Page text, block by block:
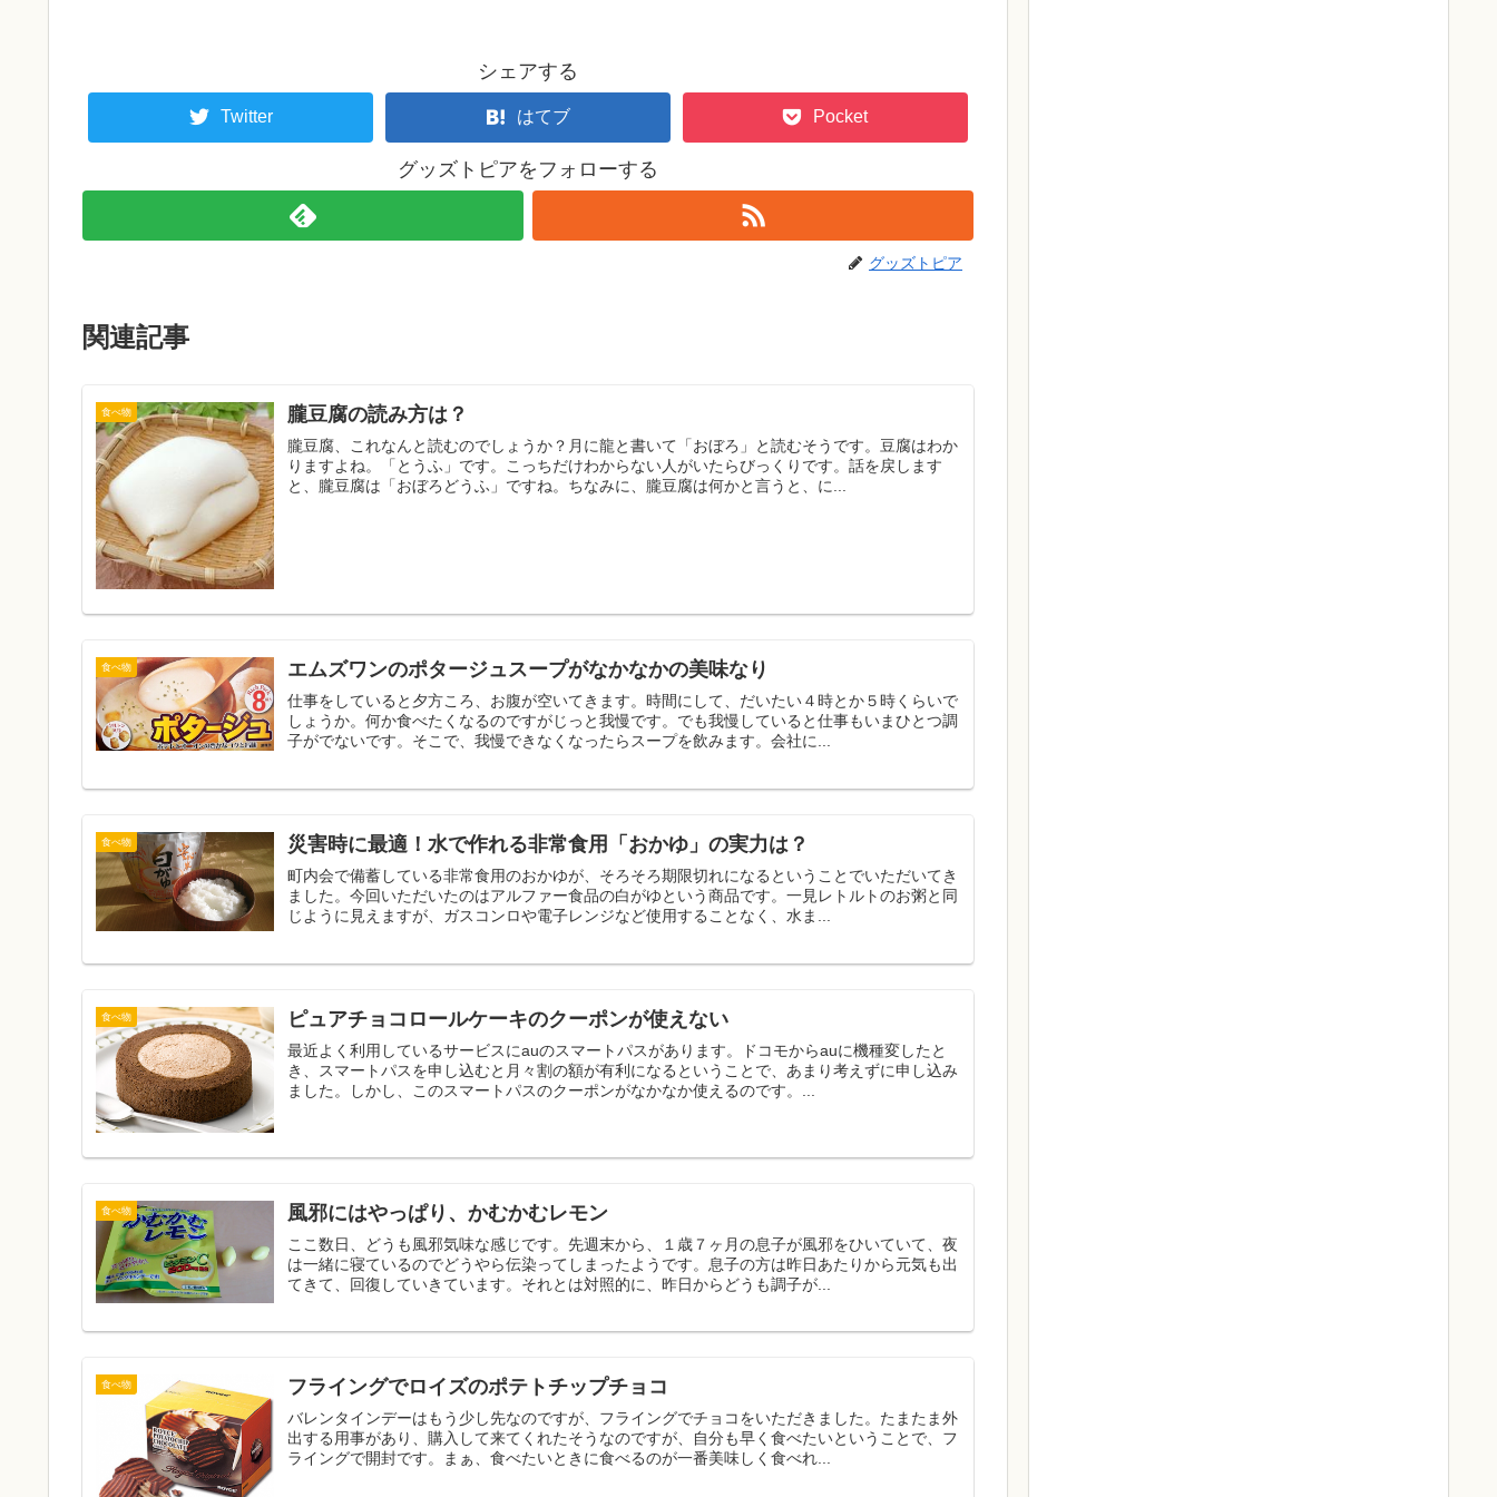
シェアする
Twitter はてブ Pocket
グッズトピアをフォローする
グッズトピア
関連記事
食べ物 朧豆腐の読み方は？
朧豆腐、これなんと読むのでしょうか？月に龍と書いて「おぼろ」と読むそうです。豆腐はわか
りますよね。「とうふ」です。こっちだけわからない人がいたらびっくりです。話を戻します
と、朧豆腐は「おぼろどうふ」ですね。ちなみに、朧豆腐は何かと言うと、に...
食べ物 エムズワンのポタージュスープがなかなかの美味なり
仕事をしていると夕方ころ、お腹が空いてきます。時間にして、だいたい４時とか５時くらいで
しょうか。何か食べたくなるのですがじっと我慢です。でも我慢していると仕事もいまひとつ調
子がでないです。そこで、我慢できなくなったらスープを飲みます。会社に...
食べ物 災害時に最適！水で作れる非常食用「おかゆ」の実力は？
町内会で備蓄している非常食用のおかゆが、そろそろ期限切れになるということでいただいてき
ました。今回いただいたのはアルファー食品の白がゆという商品です。一見レトルトのお粥と同
じように見えますが、ガスコンロや電子レンジなど使用することなく、水ま...
食べ物 ピュアチョコロールケーキのクーポンが使えない
最近よく利用しているサービスにauのスマートパスがあります。ドコモからauに機種変したと
き、スマートパスを申し込むと月々割の額が有利になるということで、あまり考えずに申し込み
ました。しかし、このスマートパスのクーポンがなかなか使えるのです。...
食べ物 風邪にはやっぱり、かむかむレモン
ここ数日、どうも風邪気味な感じです。先週末から、１歳７ヶ月の息子が風邪をひいていて、夜
は一緒に寝ているのでどうやら伝染ってしまったようです。息子の方は昨日あたりから元気も出
てきて、回復していきています。それとは対照的に、昨日からどうも調子が...
食べ物 フライングでロイズのポテトチップチョコ
バレンタインデーはもう少し先なのですが、フライングでチョコをいただきました。たまたま外
出する用事があり、購入して来てくれたそうなのですが、自分も早く食べたいということで、フ
ライングで開封です。まぁ、食べたいときに食べるのが一番美味しく食べれ...